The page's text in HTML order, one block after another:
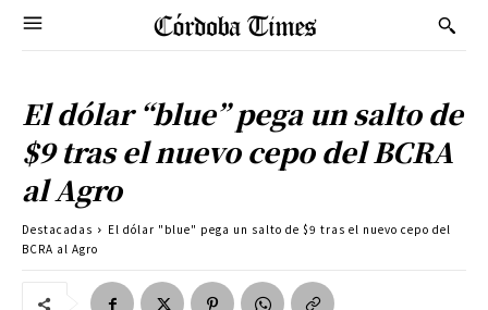
El dólar “blue” pega un salto de
$9 tras el nuevo cepo del BCRA
al Agro
Destacadas
El dólar "blue" pega un salto de $9 tras el nuevo cepo del
BCRA al Agro